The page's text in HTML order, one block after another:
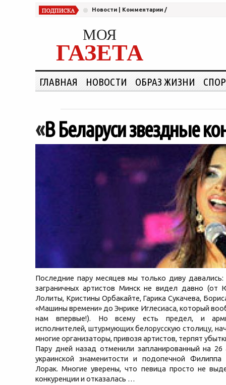
Новости Комментарии /
МОЯ
ГАЗЕТА
ГЛАВНАЯ НОВОСТИ ОБРАЗ ЖИЗНИ
«В Беларуси звездные
Последние пару месяцев мы только диву давались:
заграничных артистов Минск не видел давно (от
Лолиты, Кристины Орбакайте, Гарика Сукачева,
«Машины времени» до Энрике Иглесиаса, который
нам впервые!). Но всему есть предел, и
исполнителей, штурмующих белорусскую столицу,
многие организаторы, привозя артистов, терпят
Пару дней назад отменили запланированный на 26
украинской знаменитости и подопечной
Лорак. Многие уверены, что певица просто не
конкуренции и отказалась …